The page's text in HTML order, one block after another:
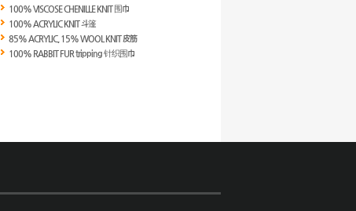
100% VISCOSE CHENILLE KNIT 围巾
100% ACRYLIC KNIT 斗篷
85% ACRYLIC, 15% WOOL KNIT 皮筋
100% RABBIT FUR tripping 针织围巾